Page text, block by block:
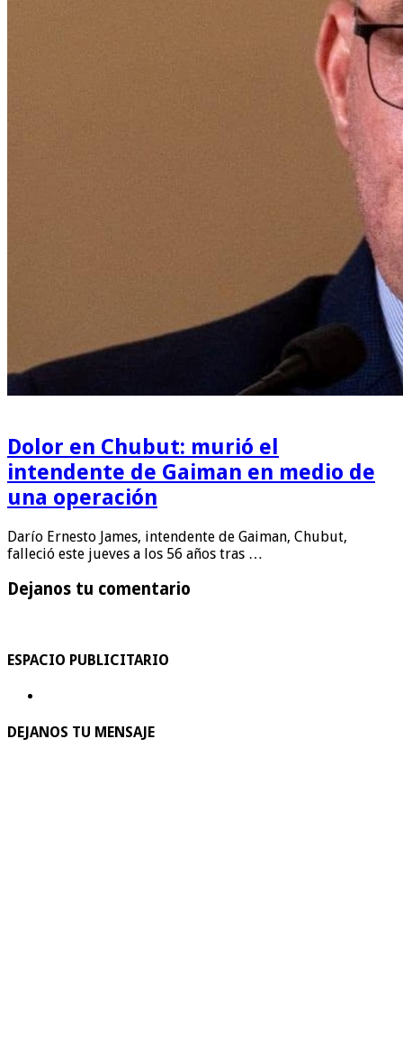
Dolor en Chubut: murió el
intendente de Gaiman en medio de
una operación
Darío Ernesto James, intendente de Gaiman, Chubut,
falleció este jueves a los 56 años tras …
Dejanos tu comentario
ESPACIO PUBLICITARIO
DEJANOS TU MENSAJE